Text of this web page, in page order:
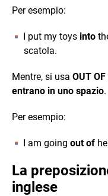
Per esempio:
I put my toys into
scatola.
Mentre, si usa OUT OF
entrano in uno spazio.
Per esempio:
I am going out of
La
inglese